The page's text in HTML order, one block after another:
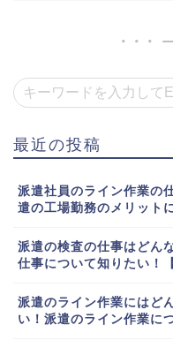
最近の投稿
派遣社員のライン作業の
遣の工場勤務のメリット
派遣の検査の仕事はどん
仕事について知りたい！
派遣のライン作業にはど
い！派遣のライン作業に